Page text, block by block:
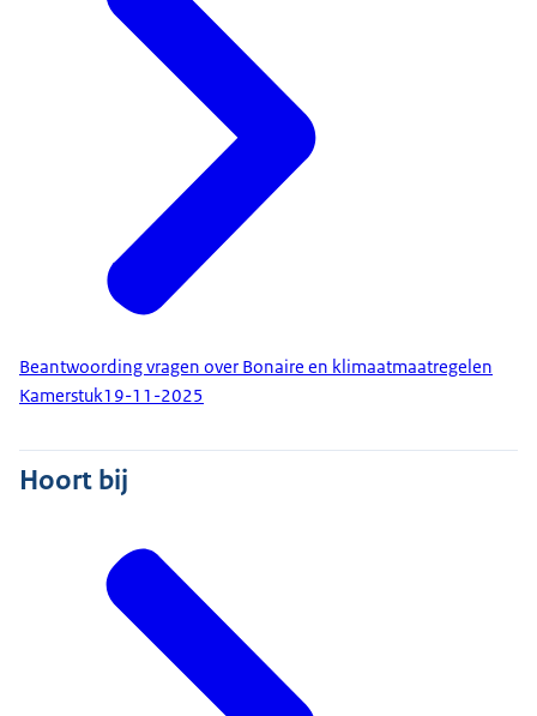
Beantwoording vragen over Bonaire en klimaatmaatregelen
Kamerstuk19-11-2025
Hoort bij